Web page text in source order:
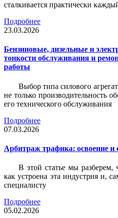
сталкивается практически
Подробнее
23.03.2026
Бензиновые, дизельные и
тонкости обслуживания и
работы
Выбор типа силового
не только производительность
его технического обслуживания
Подробнее
07.03.2026
Арбитраж трафика: освоение и
В этой статье мы разберем,
как устроена эта индустрия и,
специалисту
Подробнее
05.02.2026